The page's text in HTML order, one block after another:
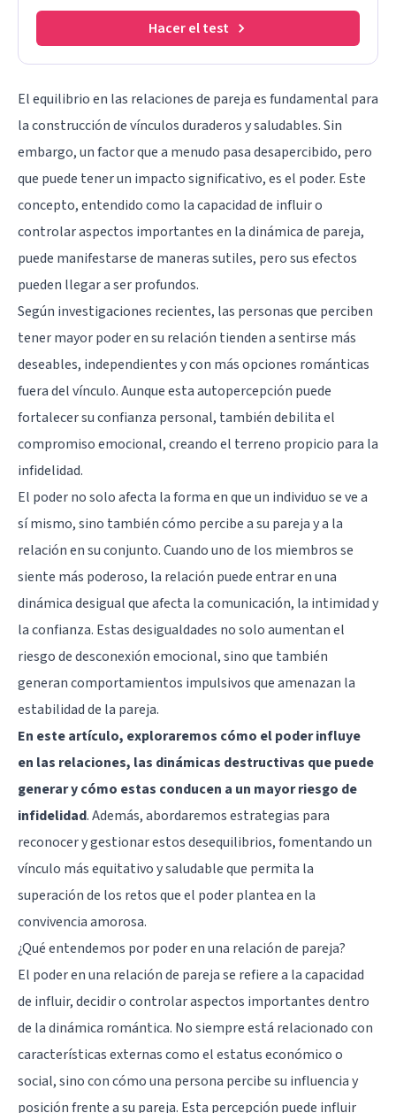
Hacer el test
El equilibrio en las relaciones de pareja es fundamental para
la construcción de vínculos duraderos y saludables. Sin
embargo, un factor que a menudo pasa desapercibido, pero
que puede tener un impacto significativo, es el poder. Este
concepto, entendido como la capacidad de influir o
controlar aspectos importantes en la dinámica de pareja,
puede manifestarse de maneras sutiles, pero sus efectos
pueden llegar a ser profundos.
Según investigaciones recientes, las personas que perciben
tener mayor poder en su relación tienden a sentirse más
deseables, independientes y con más opciones románticas
fuera del vínculo. Aunque esta autopercepción puede
fortalecer su confianza personal, también debilita el
compromiso emocional, creando el terreno propicio para la
infidelidad.
El poder no solo afecta la forma en que un individuo se ve a
sí mismo, sino también cómo percibe a su pareja y a la
relación en su conjunto. Cuando uno de los miembros se
siente más poderoso, la relación puede entrar en una
dinámica desigual que afecta la comunicación, la intimidad y
la confianza. Estas desigualdades no solo aumentan el
riesgo de desconexión emocional, sino que también
generan comportamientos impulsivos que amenazan la
estabilidad de la pareja.
En este artículo, exploraremos cómo el poder influye
en las relaciones, las dinámicas destructivas que puede
generar y cómo estas conducen a un mayor riesgo de
infidelidad. Además, abordaremos estrategias para
reconocer y gestionar estos desequilibrios, fomentando un
vínculo más equitativo y saludable que permita la
superación de los retos que el poder plantea en la
convivencia amorosa.
¿Qué entendemos por poder en una relación de pareja?
El poder en una relación de pareja se refiere a la capacidad
de influir, decidir o controlar aspectos importantes dentro
de la dinámica romántica. No siempre está relacionado con
características externas como el estatus económico o
social, sino con cómo una persona percibe su influencia y
posición frente a su pareja. Esta percepción puede influir